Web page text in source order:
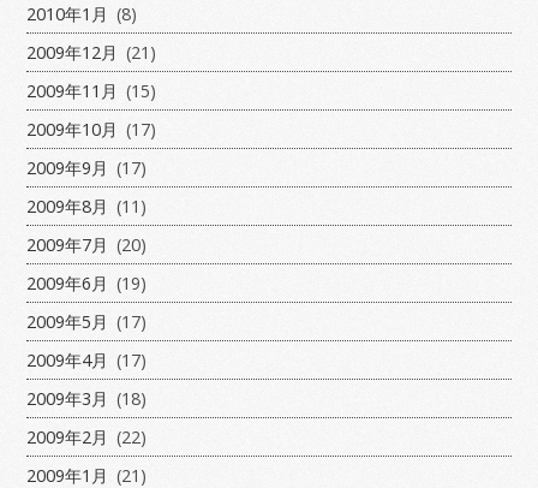
2010年1月 (8)
2009年12月 (21)
2009年11月 (15)
2009年10月 (17)
2009年9月 (17)
2009年8月 (11)
2009年7月 (20)
2009年6月 (19)
2009年5月 (17)
2009年4月 (17)
2009年3月 (18)
2009年2月 (22)
2009年1月 (21)